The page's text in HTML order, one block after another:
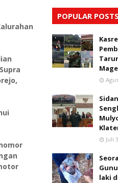
POPULAR
Juli
laki